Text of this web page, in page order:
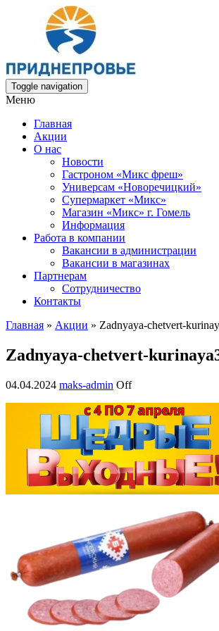
Toggle navigation
Меню
Главная
Акции
О нас
Новости
Гастроном «Микс фреш»
Универсам «Новоречицкий»
Супермаркет «Микс»
Магазин «Микс» г. Гомель
Информация
Работа в компании
Вакансии в администрации
Вакансии в магазинах
Партнерам
Сотрудничество
Контакты
Главная » Акции » Zadnyaya-chetvert-
Zadnyaya-chetvert-
04.04.2024 maks-admin Off